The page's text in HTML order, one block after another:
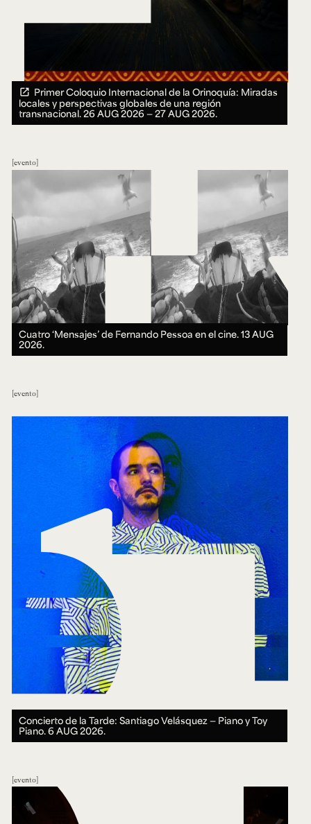
Primer Coloquio Internacional de la Orinoquía: Miradas
locales y perspectivas globales de una región
transnacional.26 AUG 2026 ― 27 AUG 2026.
evento
Cuatro ‘Mensajes’ de Fernando Pessoa en el cine.13 AUG
2026.
evento
Concierto de la Tarde: Santiago Velásquez — Piano y Toy
Piano.6 AUG 2026.
evento